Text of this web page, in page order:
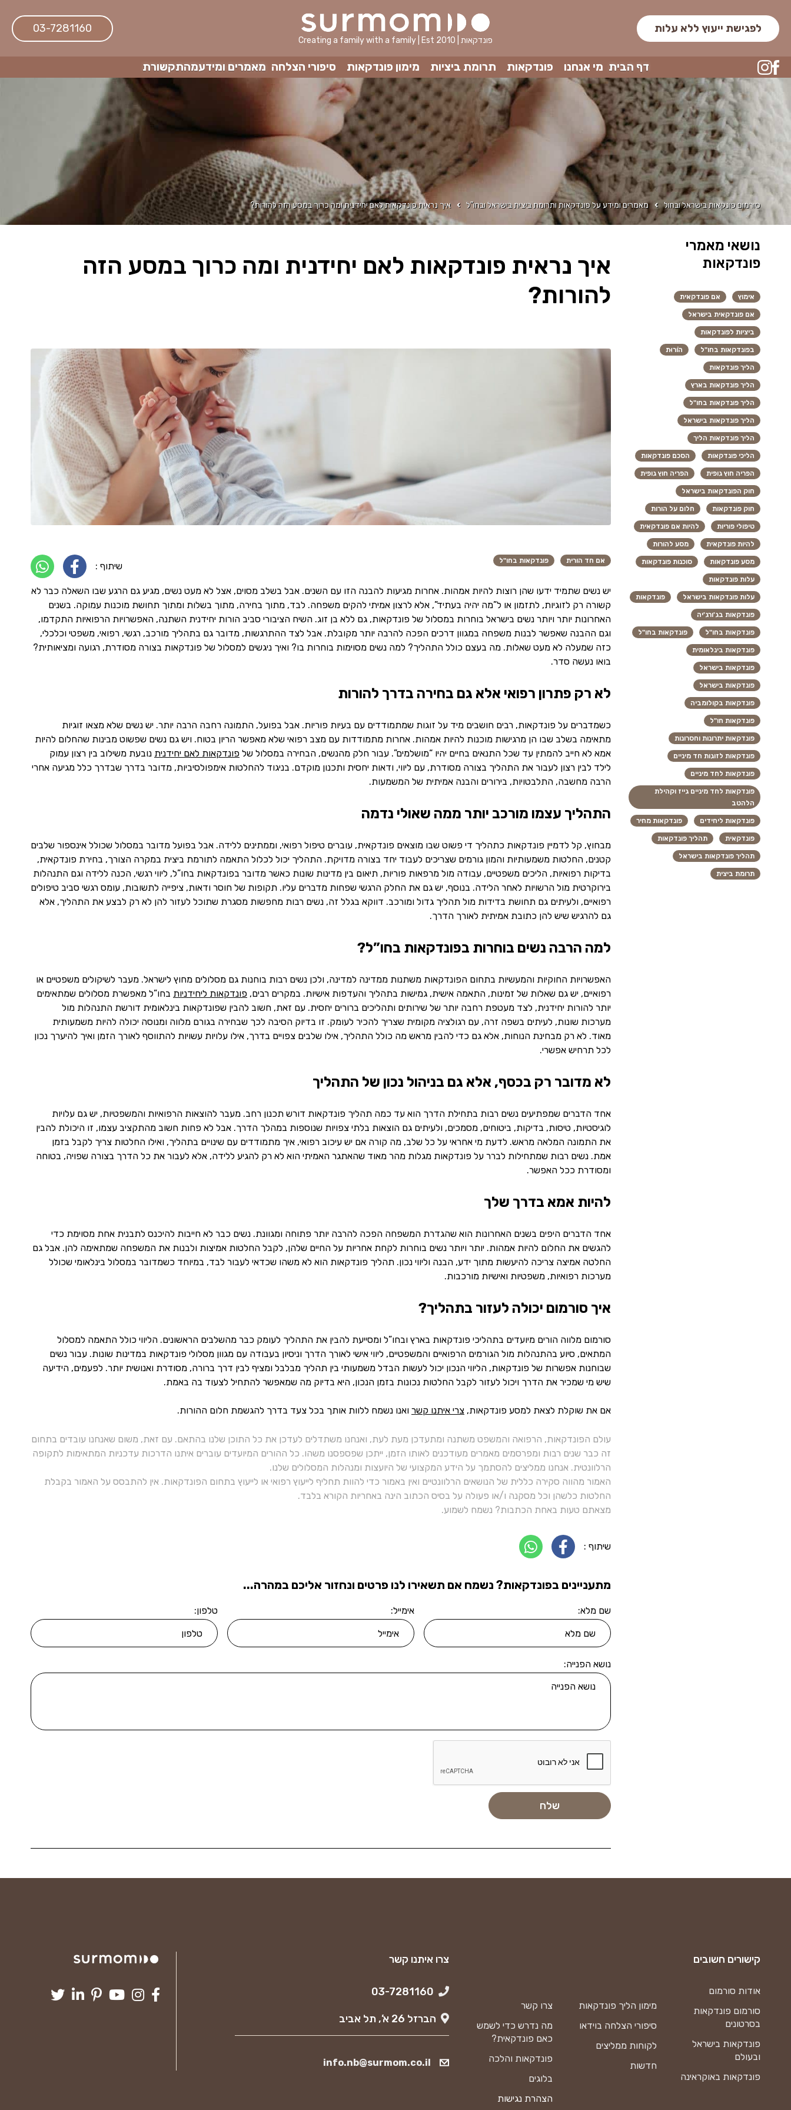
לפגישת ייעוץ ללא עלות
Creating a family with a family | Est 2010 | פונדקאות
03-7281160
דף הבית מי אנחנו פונדקאות תרומת ביציות מימון פונדקאות סיפורי הצלחה מאמרים ומידעמהתקשורת
סורמום פונקאות בישראל ובחול מאמרים ומידע על פונדקאות ותרומת ביצית בישראל ובחו"ל איך נראית פונדקאות לאם יחידנית ומה כרוך במסע הזה להורות?
איך נראית פונדקאות לאם יחידנית ומה כרוך במסע הזה
להורות?
אם חד הורית פונדקאות בחו"ל שיתוף :
יש נשים שתמיד ידעו שהן רוצות להיות אמהות. אחרות מגיעות להבנה הזו עם השנים. אבל בשלב מסוים, אצל לא מעט נשים, מגיע גם הרגע שבו השאלה כבר לא
קשורה רק לזוגיות, לתזמון או ל”מה יהיה בעתיד”, אלא לרצון אמיתי להקים משפחה. לבד, מתוך בחירה, מתוך בשלות ומתוך תחושת מוכנות עמוקה. בשנים
האחרונות יותר ויותר נשים בישראל בוחרות במסלול של פונדקאות, גם ללא בן זוג. השיח הציבורי סביב הורות יחידנית השתנה, האפשרויות הרפואיות התקדמו,
וגם ההבנה שאפשר לבנות משפחה במגוון דרכים הפכה להרבה יותר מקובלת. אבל לצד ההתרגשות, מדובר גם בתהליך מורכב, רגשי, רפואי, משפטי וכלכלי,
כזה שמעלה לא מעט שאלות. מה בעצם כולל התהליך? למה נשים מסוימות בוחרות בו? ואיך ניגשים למסלול של פונדקאות בצורה מסודרת, רגועה ומציאותית?
בואו נעשה סדר.
לא רק פתרון רפואי אלא גם בחירה בדרך להורות
כשמדברים על פונדקאות, רבים חושבים מיד על זוגות שמתמודדים עם בעיות פוריות. אבל בפועל, התמונה רחבה הרבה יותר. יש נשים שלא מצאו זוגיות
מתאימה בשלב שבו הן מרגישות מוכנות להיות אמהות. אחרות מתמודדות עם מצב רפואי שלא מאפשר הריון בטוח. ויש גם נשים שפשוט מבינות שהחלום להיות
אמא לא חייב להמתין עד שכל התנאים בחיים יהיו “מושלמים”. עבור חלק מהנשים, הבחירה במסלול של פונדקאות לאם יחידנית נובעת משילוב בין רצון עמוק
לילד לבין רצון לעבור את התהליך בצורה מסודרת, עם ליווי, ודאות יחסית ותכנון מוקדם. בניגוד להחלטות אימפולסיביות, מדובר בדרך שבדרך כלל מגיעה אחרי
הרבה מחשבה, התלבטויות, בירורים והבנה אמיתית של המשמעות.
התהליך עצמו מורכב יותר ממה שאולי נדמה
מבחוץ, קל לדמיין פונדקאות כתהליך די פשוט שבו מוצאים פונדקאית, עוברים טיפול רפואי, וממתינים ללידה. אבל בפועל מדובר במסלול שכולל אינספור שלבים
קטנים, החלטות משמעותיות והמון גורמים שצריכים לעבוד יחד בצורה מדויקת. התהליך יכול לכלול התאמה לתורמת ביצית במקרה הצורך, בחירת פונדקאית,
בדיקות רפואיות, הליכים משפטיים, עבודה מול מרפאות פוריות, תיאום בין מדינות שונות כאשר מדובר בפונדקאות בחו”ל, ליווי רגשי, הכנה ללידה וגם התנהלות
בירוקרטית מול הרשויות לאחר הלידה. בנוסף, יש גם את החלק הרגשי שפחות מדברים עליו. תקופות של חוסר ודאות, ציפייה לתשובות, עומס רגשי סביב טיפולים
רפואיים, ולעיתים גם תחושת בדידות מול תהליך גדול ומורכב. דווקא בגלל זה, נשים רבות מחפשות מסגרת שתוכל לעזור להן לא רק לבצע את התהליך, אלא
גם להרגיש שיש להן כתובת אמיתית לאורך הדרך.
למה הרבה נשים בוחרות בפונדקאות בחו”ל?
האפשרויות החוקיות והמעשיות בתחום הפונדקאות משתנות ממדינה למדינה, ולכן נשים רבות בוחנות גם מסלולים מחוץ לישראל. מעבר לשיקולים משפטיים או
רפואיים, יש גם שאלות של זמינות, התאמה אישית, גמישות בתהליך והעדפות אישיות. במקרים רבים, פונדקאות ליחידניות בחו”ל מאפשרת מסלולים שמתאימים
יותר להורות יחידנית, לצד מעטפת רחבה יותר של שירותים ותהליכים ברורים יחסית. עם זאת, חשוב להבין שפונדקאות בינלאומית דורשת התנהלות מול
מערכות שונות, לעיתים בשפה זרה, עם רגולציה מקומית שצריך להכיר לעומק. זו בדיוק הסיבה לכך שבחירה בגורם מלווה ומנוסה יכולה להיות משמעותית
מאוד. לא רק מבחינת הנוחות, אלא גם כדי להבין מראש מה כולל התהליך, אילו שלבים צפויים בדרך, אילו עלויות עשויות להתווסף לאורך הזמן ואיך להיערך נכון
לכל תרחיש אפשרי.
לא מדובר רק בכסף, אלא גם בניהול נכון של התהליך
אחד הדברים שמפתיעים נשים רבות בתחילת הדרך הוא עד כמה תהליך פונדקאות דורש תכנון רחב. מעבר להוצאות הרפואיות והמשפטיות, יש גם עלויות
לוגיסטיות, טיסות, בדיקות, ביטוחים, מסמכים, ולעיתים גם הוצאות בלתי צפויות שנוספות במהלך הדרך. אבל לא פחות חשוב מהתקציב עצמו, זו היכולת להבין
את התמונה המלאה מראש. לדעת מי אחראי על כל שלב, מה קורה אם יש עיכוב רפואי, איך מתמודדים עם שינויים בתהליך, ואילו החלטות צריך לקבל בזמן
אמת. נשים רבות שמתחילות לברר על פונדקאות מגלות מהר מאוד שהאתגר האמיתי הוא לא רק להגיע ללידה, אלא לעבור את כל הדרך בצורה שפויה, בטוחה
ומסודרת ככל האפשר.
להיות אמא בדרך שלך
אחד הדברים היפים בשנים האחרונות הוא שהגדרת המשפחה הפכה להרבה יותר פתוחה ומגוונת. נשים כבר לא חייבות להיכנס לתבנית אחת מסוימת כדי
להגשים את החלום להיות אמהות. יותר ויותר נשים בוחרות לקחת אחריות על החיים שלהן, לקבל החלטות אמיצות ולבנות את המשפחה שמתאימה להן. אבל גם
החלטה אמיצה צריכה להיעשות מתוך ידע, הבנה וליווי נכון. תהליך פונדקאות הוא לא משהו שכדאי לעבור לבד, במיוחד כשמדובר במסלול בינלאומי שכולל
מערכות רפואיות, משפטיות ואישיות מורכבות.
איך סורמום יכולה לעזור בתהליך?
סורמום מלווה הורים מיועדים בתהליכי פונדקאות בארץ ובחו”ל ומסייעת להבין את התהליך לעומק כבר מהשלבים הראשונים. הליווי כולל התאמה למסלול
המתאים, סיוע בהתנהלות מול הגורמים הרפואיים והמשפטיים, ליווי אישי לאורך הדרך וניסיון בעבודה עם מגוון מסלולי פונדקאות במדינות שונות. עבור נשים
שבוחנות אפשרות של פונדקאות, הליווי הנכון יכול לעשות הבדל משמעותי בין תהליך מבלבל ומציף לבין דרך ברורה, מסודרת ואנושית יותר. לפעמים, הידיעה
שיש מי שמכיר את הדרך ויכול לעזור לקבל החלטות נכונות בזמן הנכון, היא בדיוק מה שמאפשר להתחיל לצעוד בה באמת.
אם את שוקלת לצאת למסע פונדקאות, צרי איתנו קשר ואנו נשמח ללוות אותך בכל צעד בדרך להגשמת חלום ההורות.
עולם הפונדקאות, הרפואה והמשפט משתנה ומתעדכן מעת לעת, ואנחנו משתדלים לעדכן את כל התוכן שלנו בהתאם. עם זאת, משום שאנחנו עובדים בתחום
זה כבר שנים רבות ומפרסמים מאמרים מעודכנים לאותו הזמן, ייתכן שפספסנו משהו. כל ההורים המיועדים עוברים איתנו הדרכות עדכניות המתאימות לתקופה
הרלוונטית. אנחנו ממליצים להסתמך על הידע המקצועי של היועצות ומנהלות המסלולים שלנו.
האמור מהווה סקירה כללית של הנושאים הרלוונטיים ואין באמור כדי להוות תחליף לייעוץ רפואי או לייעוץ בתחום הפונדקאות. אין להתבסס על האמור בקבלת
החלטות כלשהן וכל מסקנה ו/או פעולה על בסיס הכתוב הינה באחריות הקורא בלבד.
מצאתם טעות באחת הכתבות? נשמח לשמוע.
שיתוף :
מתעניינים בפונדקאות? נשמח אם תשאירו לנו פרטים ונחזור אליכם במהרה...
שם מלא: אימייל: טלפון:
נושא הפנייה:
נושאי מאמרי
פונדקאות
אימוץ אם פונדקאית
אם פונדקאית בישראל
ביציות לפונדקאות
בפונדקאות בחו"ל הוֹרוּת
הליך פונדקאות
הליך פונדקאות בארץ
הליך פונדקאות בחו"ל
הליך פונדקאות בישראל
הליך פונדקאות הליך
הליכי פונדקאות הסכם פונדקאות
הפריה חוץ גופית הפריה חוץ גופית
חוק הפונדקאות בישראל
חוק פונדקאות חלום על הורות
טיפולי פוריות להיות אם פונדקאית
להיות פונדקאית מסע להורות
מסע פונדקאות סוכנות פונדקאות
עלות פונדקאות
עלות פונדקאות בישראל פונדקאות
פונדקאות בג'ורג'יה
פונדקאות בחו"ל פונדקאות בחו"ל
פונדקאות בינלאומית
פונדקאות בישראל
פונדקאות בישראל
פונדקאות בקולומביה
פונדקאות חו"ל
פונדקאות יתרונות וחסרונות
פונדקאות לזוגות חד מיניים
פונדקאות לחד מיניים
פונדקאות לחד מיניים גייז וקהילת
הלהטב
פונדקאות ליחידים פונדקאות מחיר
פונדקאית תהליך פונדקאות
תהליך פונדקאות בישראל
תרומת ביצית
צרו איתנו קשר
הברזל 26 א’, תל אביב
info.nb@surmom.co.il
צרו קשר
מה נדרש כדי לשמש
כאם פונדקאית?
פונדקאות והלכה
בלוגים
הצהרת נגישות
מימון הליך פונדקאות
סיפורי הצלחה בוידאו
לקוחות ממליצים
חדשות
קישורים חשובים
אודות סורמום
סורמום פונדקאות
בסרטונים
פונדקאות בישראל
ובעולם
פונדקאות באוקראינה